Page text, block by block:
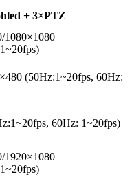
+ 3×PTZ
1080×1080
(50Hz:1~20fps, 60Hz:
60Hz: 1~20fps)
1920×1080